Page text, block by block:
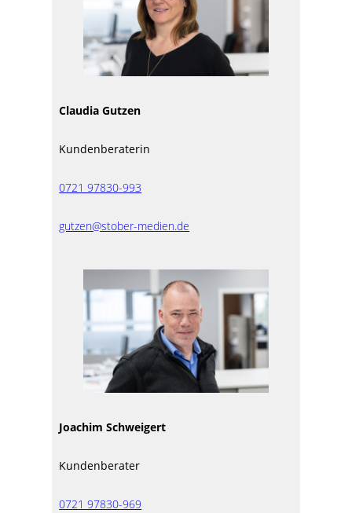
Claudia Gutzen
Kundenberaterin
0721 97830-993
gutzen@stober-medien.de
Joachim Schweigert
Kundenberater
0721 97830-969